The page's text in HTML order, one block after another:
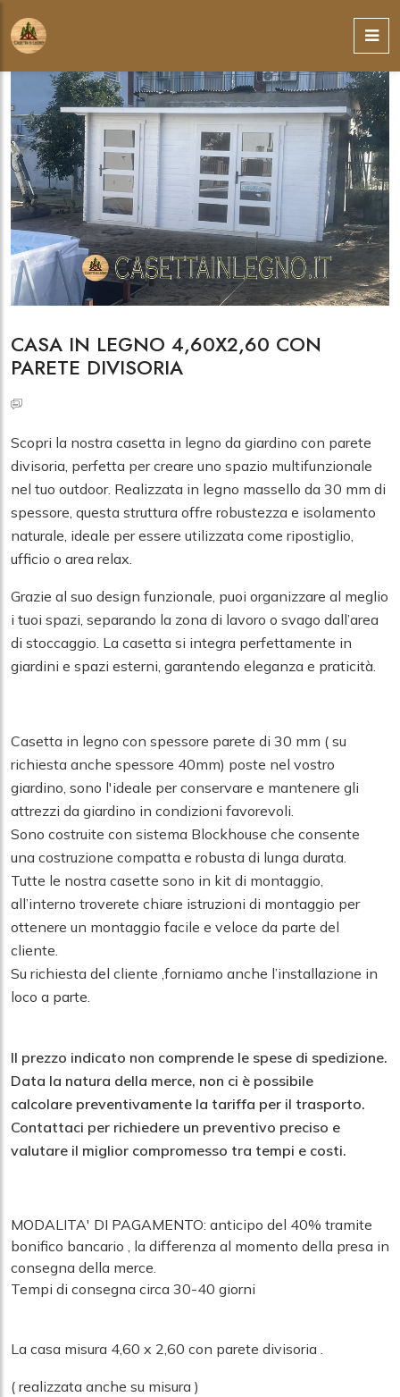
CASA IN LEGNO 4,60X2,60 CON
PARETE DIVISORIA
Scopri la nostra casetta in legno da giardino con parete
divisoria, perfetta per creare uno spazio multifunzionale
nel tuo outdoor. Realizzata in legno massello da 30 mm di
spessore, questa struttura offre robustezza e isolamento
naturale, ideale per essere utilizzata come ripostiglio,
ufficio o area relax.
Grazie al suo design funzionale, puoi organizzare al meglio
i tuoi spazi, separando la zona di lavoro o svago dall’area
di stoccaggio. La casetta si integra perfettamente in
giardini e spazi esterni, garantendo eleganza e praticità.
Casetta in legno con spessore parete di 30 mm ( su
richiesta anche spessore 40mm) poste nel vostro
giardino, sono l'ideale per conservare e mantenere gli
attrezzi da giardino in condizioni favorevoli.
Sono costruite con sistema Blockhouse che consente
una costruzione compatta e robusta di lunga durata.
Tutte le nostra casette sono in kit di montaggio,
all’interno troverete chiare istruzioni di montaggio per
ottenere un montaggio facile e veloce da parte del
cliente.
Su richiesta del cliente ,forniamo anche l’installazione in
loco a parte.
Il prezzo indicato non comprende le spese di spedizione.
Data la natura della merce, non ci è possibile
calcolare preventivamente la tariffa per il trasporto.
Contattaci per richiedere un preventivo preciso e
valutare il miglior compromesso tra tempi e costi.
MODALITA' DI PAGAMENTO: anticipo del 40% tramite
bonifico bancario , la differenza al momento della presa in
consegna della merce.
Tempi di consegna circa 30-40 giorni
La casa misura 4,60 x 2,60 con parete divisoria .
( realizzata anche su misura )